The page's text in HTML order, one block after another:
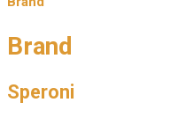
Brand
Speroni